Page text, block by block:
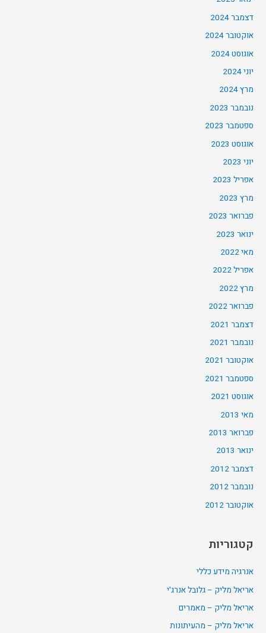
דצמבר 2024
אוקטובר 2024
אוגוסט 2024
יוני 2024
מרץ 2024
נובמבר 2023
ספטמבר 2023
אוגוסט 2023
יוני 2023
אפריל 2023
מרץ 2023
פברואר 2023
ינואר 2023
מאי 2022
אפריל 2022
מרץ 2022
פברואר 2022
דצמבר 2021
נובמבר 2021
אוקטובר 2021
ספטמבר 2021
אוגוסט 2021
מאי 2013
פברואר 2013
ינואר 2013
דצמבר 2012
נובמבר 2012
אוקטובר 2012
קטגוריות
אנרגיה מידע כללי
אריאל מליק – גלובל אנרג'י
אריאל מליק – מאמרים
אריאל מליק – מהעיתונות